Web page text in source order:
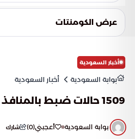
تحقيق رؤية المملكة 2030 وتعزيز التنمية المستدامة.
عرض الكومنتات
أخبار السعودية
بوابة السعودية أخبار السعودية
1509 حالات ضبط بالمنافذ الجمركية
بوابة السعودية أعجبني(
0
) شارك